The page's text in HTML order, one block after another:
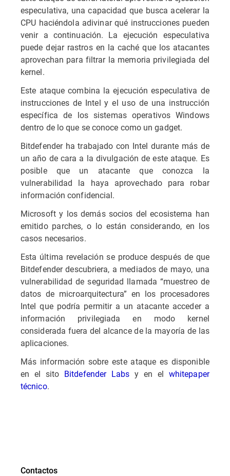
especulativa, una capacidad que busca acelerar la
CPU haciéndola adivinar qué instrucciones pueden
venir a continuación. La ejecución especulativa
puede dejar rastros en la caché que los atacantes
aprovechan para filtrar la memoria privilegiada del
kernel.
Este ataque combina la ejecución especulativa de
instrucciones de Intel y el uso de una instrucción
específica de los sistemas operativos Windows
dentro de lo que se conoce como un gadget.
Bitdefender ha trabajado con Intel durante más de
un año de cara a la divulgación de este ataque. Es
posible que un atacante que conozca la
vulnerabilidad la haya aprovechado para robar
información confidencial.
Microsoft y los demás socios del ecosistema han
emitido parches, o lo están considerando, en los
casos necesarios.
Esta última revelación se produce después de que
Bitdefender descubriera, a mediados de mayo, una
vulnerabilidad de seguridad llamada “muestreo de
datos de microarquitectura” en los procesadores
Intel que podría permitir a un atacante acceder a
información privilegiada en modo kernel
considerada fuera del alcance de la mayoría de las
aplicaciones.
Más información sobre este ataque es disponible
en el sito Bitdefender Labs y en el whitepaper
técnico.
Contactos